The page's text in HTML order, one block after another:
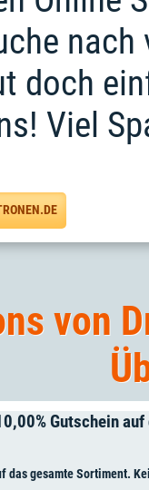
doch
Viel
von
Gutschein
das gesamte Sortiment.